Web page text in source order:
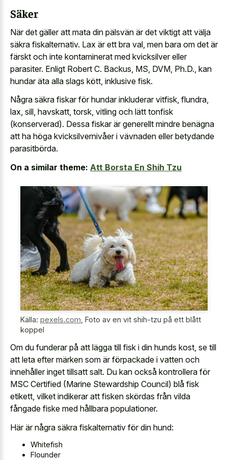
Säker
När det gäller att mata din pälsvän är det viktigt att välja
säkra fiskalternativ. Lax är ett bra val, men bara om det är
färskt och inte kontaminerat med kvicksilver eller
parasiter. Enligt Robert C. Backus, MS, DVM, Ph.D., kan
hundar äta alla slags kött, inklusive fisk.
Några säkra fiskar för hundar inkluderar vitfisk, flundra,
lax, sill, havskatt, torsk, vitling och lätt tonfisk
(konserverad). Dessa fiskar är generellt mindre benägna
att ha höga kvicksilvernivåer i vävnaden eller betydande
parasitbörda.
On a similar theme: Att Borsta En Shih Tzu
Källa: pexels.com Foto av en vit shih-tzu på ett blått
koppel
Om du funderar på att lägga till fisk i din hunds kost, se till
att leta efter märken som är förpackade i vatten och
innehåller inget tillsatt salt. Du kan också kontrollera för
MSC Certified (Marine Stewardship Council) blå fisk
etikett, vilket indikerar att fisken skördas från vilda
fångade fiske med hållbara populationer.
Här är några säkra fiskalternativ för din hund:
Whitefish
Flounder